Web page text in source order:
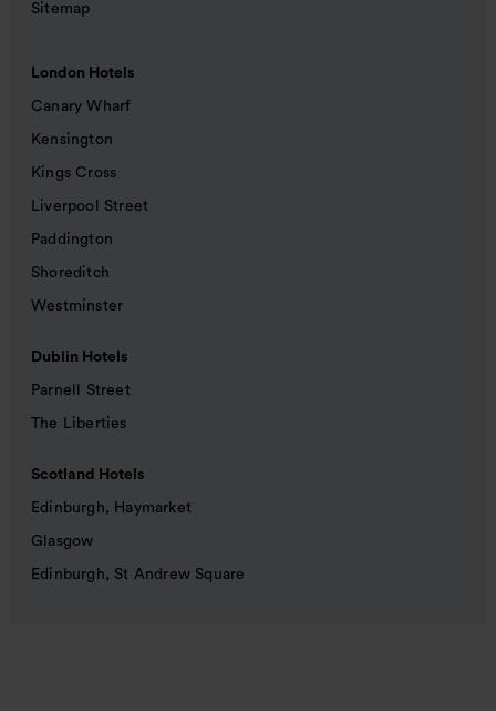
Sitemap
London Hotels
Canary Wharf
Kensington
Kings Cross
Liverpool Street
Paddington
Shoreditch
Westminster
Dublin Hotels
Parnell Street
The Liberties
Scotland Hotels
Edinburgh, Haymarket
Glasgow
Edinburgh, St Andrew Square